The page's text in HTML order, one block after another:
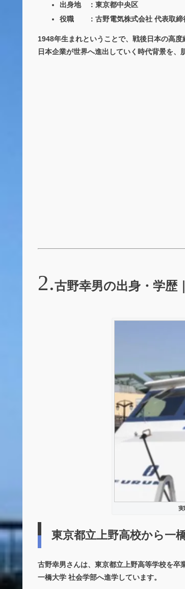
出身地 ： 東京都中央区
役職 ： 古野電気株式会社 代表取締
1948年生まれということで、戦後日本の高
日本企業が世界へ進出していく時代背景を、
古野幸男の出身・学歴
実
東京都立上野高校から一
古野幸男さんは、 東京都立上野高等学校を卒
一橋大学 社会学部へ進学しています。